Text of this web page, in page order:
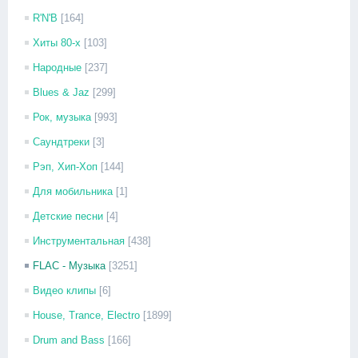
R'N'B [164]
Хиты 80-х [103]
Народные [237]
Blues & Jaz [299]
Рок, музыка [993]
Саундтреки [3]
Рэп, Хип-Хоп [144]
Для мобильника [1]
Детские песни [4]
Инструментальная [438]
FLAC - Музыка [3251]
Видео клипы [6]
House, Trance, Electro [1899]
Drum and Bass [166]